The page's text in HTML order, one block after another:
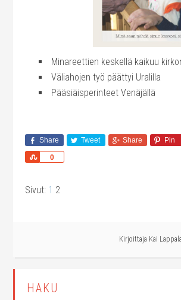
Minareettien keskellä kaikuu
Väliahojen työ päättyi Uralilla
Pääsiäisperinteet Venäjällä
Share Tweet Share Pin
0
Share
Sivut: 1 2
Kirjoittaja Kai
HAKU